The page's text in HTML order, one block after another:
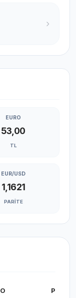
EURO
53,00
TL
EUR/USD
1,1621
PARITE
O P